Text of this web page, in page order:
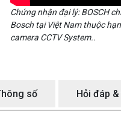
Chứng nhận đại lý: BOSCH
Bosch tại Việt Nam thuộc
camera CCTV System..
số Hỏi đáp